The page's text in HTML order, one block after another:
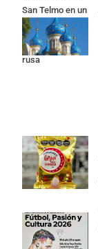
San Telmo en un
rincón de la
arquitectura
rusa